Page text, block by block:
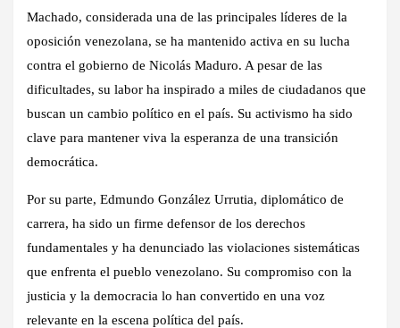
Machado, considerada una de las principales líderes de la
oposición venezolana, se ha mantenido activa en su lucha
contra el gobierno de Nicolás Maduro. A pesar de las
dificultades, su labor ha inspirado a miles de ciudadanos que
buscan un cambio político en el país. Su activismo ha sido
clave para mantener viva la esperanza de una transición
democrática.
Por su parte, Edmundo González Urrutia, diplomático de
carrera, ha sido un firme defensor de los derechos
fundamentales y ha denunciado las violaciones sistemáticas
que enfrenta el pueblo venezolano. Su compromiso con la
justicia y la democracia lo han convertido en una voz
relevante en la escena política del país.